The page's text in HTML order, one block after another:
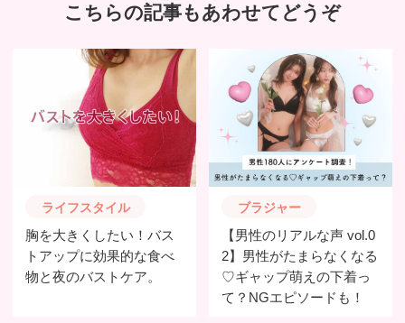
こちらの記事もあわせてどうぞ
ライフスタイル
胸を大きくしたい！バス
トアップに効果的な食べ
物と夜のバストケア。
ブラジャー
【男性のリアルな声 vol.0
2】男性がたまらなくなる
♡ギャップ萌えの下着っ
て？NGエピソードも！